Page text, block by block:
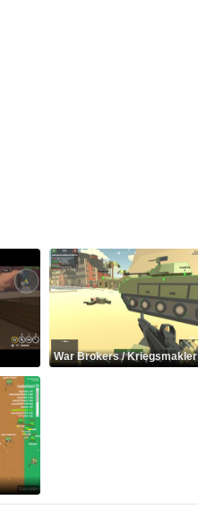
War Brokers / Kriegsmakler